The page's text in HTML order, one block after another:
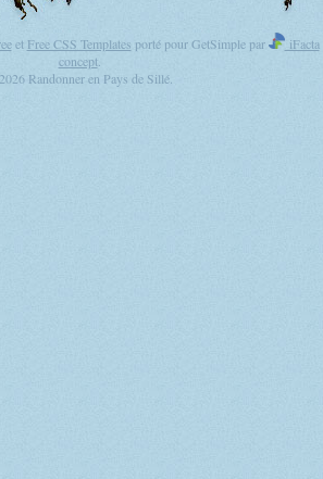
et Free CSS Templates porté pour GetSimple par
iFacta
concept
Randonner en Pays de Sillé.